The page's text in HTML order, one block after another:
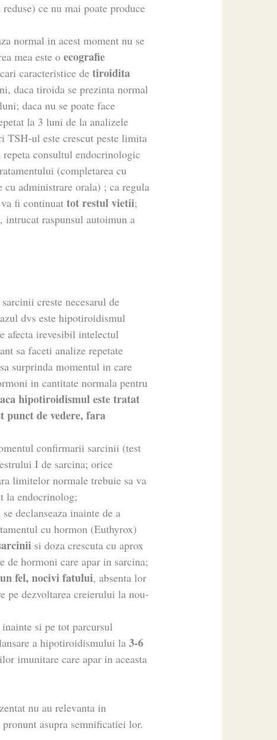
ce nu mai poate produce
normal in acest moment nu se
mea este oecografie
caracteristice detiroidita
daca tiroida se prezinta normal
daca nu se poate face
la 3 luni de la analizele
TSH-ul este crescut peste limita
consultul endocrinologic
(completarea cu
administrare orala) ; ca regula
va fi continuattot restul vietii;
raspunsul autoimun a
creste necesarul de
dvs este hipotiroidismul
afecta irevesibil intelectul
sa faceti analize repetate
surprinda momentul in care
in cantitate normala pentru
hipotiroidismul este tratat
punct de vedere, fara
confirmarii sarcinii (test
I de sarcina; orice
limitelor normale trebuie sa va
la endocrinolog;
declanseaza inainte de a
cu hormon (Euthyrox)
si doza crescuta cu aprox
de hormoni care apar in sarcina;
fel, nocivi fatului, absenta lor
pe dezvoltarea creierului la nou-
si pe tot parcursul
a hipotiroidismului la3-6
imunitare care apar in aceasta
nu au relevanta in
asupra semnificatiei lor.